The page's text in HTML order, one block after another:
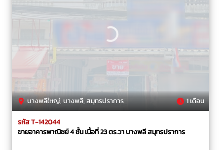
บางพลีใหญ่, บางพลี, สมุทรปราการ 1 เดือน
รหัส T-142044
ขายอาคารพาณิชย์ 4 ชั้น เนื้อที่ 23 ตร.วา บางพลี สมุทรปราการ